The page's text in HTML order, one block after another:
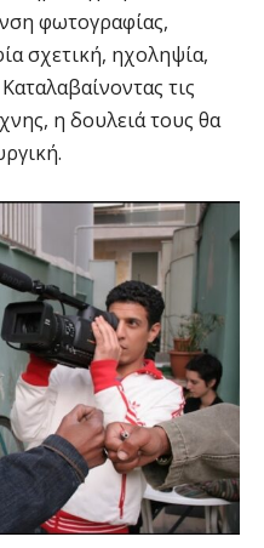
φωτογραφίας,
σχετική, ηχοληψία,
τις
η δουλειά τους θα